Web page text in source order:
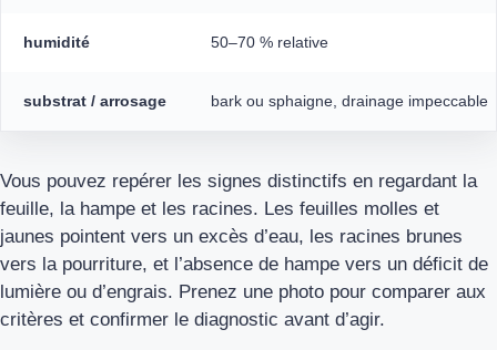
humidité 50–70 % relative
substrat / arrosage bark ou sphaigne, drainage impeccable
Vous pouvez repérer les signes distinctifs en regardant la
feuille, la hampe et les racines. Les feuilles molles et
jaunes pointent vers un excès d’eau, les racines brunes
vers la pourriture, et l’absence de hampe vers un déficit de
lumière ou d’engrais. Prenez une photo pour comparer aux
critères et confirmer le diagnostic avant d’agir.